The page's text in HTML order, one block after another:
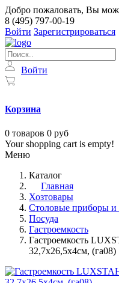
Добро пожаловать, Вы
8 (495) 797-00-19
Войти Зарегистрироваться
Войти
Корзина
0 товаров 0 руб
Your shopping cart is empty!
Меню
Каталог
Главная
Хозтовары
Столовые приборы и
Посуда
Гастроемкость
Гастроемкость
32,7х26,5х4см, (га08)